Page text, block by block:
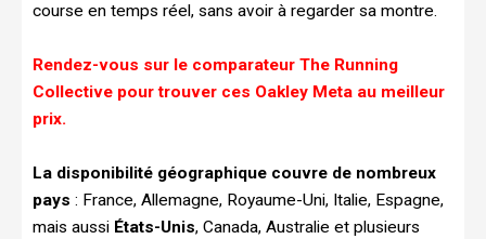
course en temps réel, sans avoir à regarder sa montre.
Rendez-vous sur le comparateur The Running
Collective pour trouver ces Oakley Meta au meilleur
prix.
La disponibilité géographique couvre de nombreux
pays : France, Allemagne, Royaume-Uni, Italie, Espagne,
mais aussi États-Unis, Canada, Australie et plusieurs